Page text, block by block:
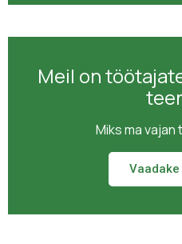
Meil on
Miks ma